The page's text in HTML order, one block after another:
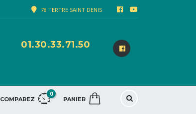
78 TERTRE SAINT DENIS
01.30.33.71.50
COMPAREZ
0
PANIER